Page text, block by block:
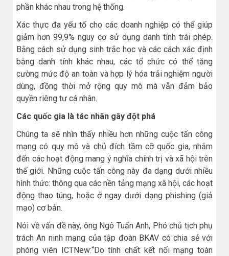
phần khác nhau trong hệ thống.
Xác thực đa yếu tố cho các doanh nghiệp có thể giúp
giảm hơn 99,9% nguy cơ sử dụng danh tính trái phép.
Bằng cách sử dụng sinh trắc học và các cách xác định
bằng danh tính khác nhau, các tổ chức có thể tăng
cường mức độ an toàn và hợp lý hóa trải nghiệm người
dùng, đồng thời mở rộng quy mô mà vẫn đảm bảo
quyền riêng tư cá nhân.
Các quốc gia là tác nhân gây đột phá
Chúng ta sẽ nhìn thấy nhiều hơn những cuộc tấn công
mạng có quy mô và chủ đích tầm cỡ quốc gia, nhắm
đến các hoạt động mang ý nghĩa chính trị và xã hội trên
thế giới. Những cuộc tấn công này đa dạng dưới nhiều
hình thức: thông qua các nền tảng mạng xã hội, các hoạt
động thao túng, hoặc ở ngay dưới dạng phishing (giả
mạo) cơ bản.
Nói về vấn đề này, ông Ngô Tuấn Anh, Phó chủ tịch phụ
trách An ninh mạng của tập đoàn BKAV có chia sẻ với
phóng viên ICTNew:“Do tính chất kết nối mạng toàn